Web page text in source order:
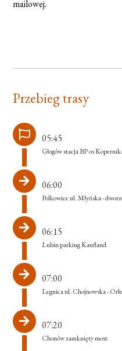
mailowej.
Przebieg trasy
05:45
Głogów stacja BP os
06:00
Polkowice ul. Młyńska -
06:15
Lubin parking Kaufland
07:00
Legnica ul. Chojnowska -
07:20
Chonów zamknięty most